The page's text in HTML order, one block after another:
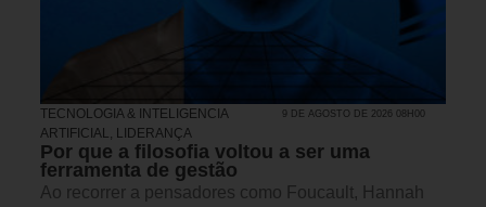
TECNOLOGIA & INTELIGENCIA
ARTIFICIAL, LIDERANÇA
9 DE AGOSTO DE 2026 08H00
Por que a filosofia voltou a ser uma
ferramenta de gestão
Ao recorrer a pensadores como Foucault, Hannah